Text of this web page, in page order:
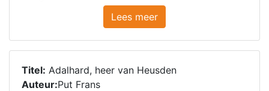
Lees meer
Titel: Adalhard, heer van Heusden
Auteur:Put Frans